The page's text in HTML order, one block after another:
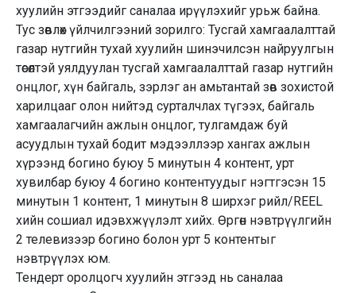
хуулийн этгээдийг саналаа ирүүлэхийг урьж байна.
Тус зөвлөх үйлчилгээний зорилго: Тусгай хамгаалалттай
газар нутгийн тухай хуулийн шинэчилсэн найруулгын
төсөлтэй уялдуулан тусгай хамгаалалттай газар нутгийн
онцлог, хүн байгаль, зэрлэг ан амьтантай зөв зохистой
харилцааг олон нийтэд сурталчлах түгээх, байгаль
хамгаалагчийн ажлын онцлог, тулгамдаж буй
асуудлын тухай бодит мэдээллээр хангах ажлын
хүрээнд богино буюу 5 минутын 4 контент, урт
хувилбар буюу 4 богино контентуудыг нэгтгэсэн 15
минутын 1 контент, 1 минутын 8 ширхэг рийл/REEL
хийн сошиал идэвхжүүлэлт хийх. Өргөн нэвтрүүлгийн
2 телевизээр богино болон урт 5 контентыг
нэвтрүүлэх юм.
Тендерт оролцогч хуулийн этгээд нь саналаа